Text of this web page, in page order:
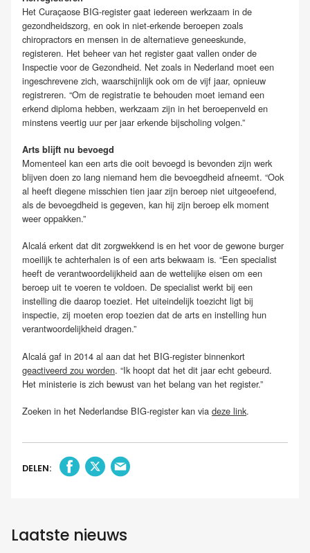
Het Curaçaose BIG-register gaat iedereen werkzaam in de
gezondheidszorg, en ook in niet-erkende beroepen zoals
chiropractors en mensen in de alternatieve geneeskunde,
registeren. Het beheer van het register gaat vallen onder de
Inspectie voor de Gezondheid. Net zoals in Nederland moet een
ingeschrevene zich, waarschijnlijk ook om de vijf jaar, opnieuw
registreren. “Om de registratie te behouden moet iemand een
erkend diploma hebben, werkzaam zijn in het beroepenveld en
minstens veertig uur per jaar erkende bijscholing volgen.”
Arts blijft nu bevoegd
Momenteel kan een arts die ooit bevoegd is bevonden zijn werk
blijven doen zo lang niemand hem die bevoegdheid afneemt. “Ook
al heeft diegene misschien tien jaar zijn beroep niet uitgeoefend,
als de bevoegdheid is gegeven, kan hij zijn beroep elk moment
weer oppakken.”
Alcalá erkent dat dit zorgwekkend is en het voor de gewone burger
moeilijk te achterhalen is of een arts bekwaam is. “Een specialist
heeft de verantwoordelijkheid aan de wettelijke eisen om een
beroep uit te voeren te voldoen. De specialist werkt bij een
instelling die daarop toeziet. Het uiteindelijk toezicht ligt bij
inspectie, zij moeten erop toezien dat de arts en instelling hun
verantwoordelijkheid dragen.”
Alcalá gaf in 2014 al aan dat het BIG-register binnenkort
geactiveerd zou worden. “Ik hoopt dat het dit jaar echt gebeurd.
Het ministerie is zich bewust van het belang van het register.”
Zoeken in het Nederlandse BIG-register kan via deze link.
DELEN:
Laatste nieuws